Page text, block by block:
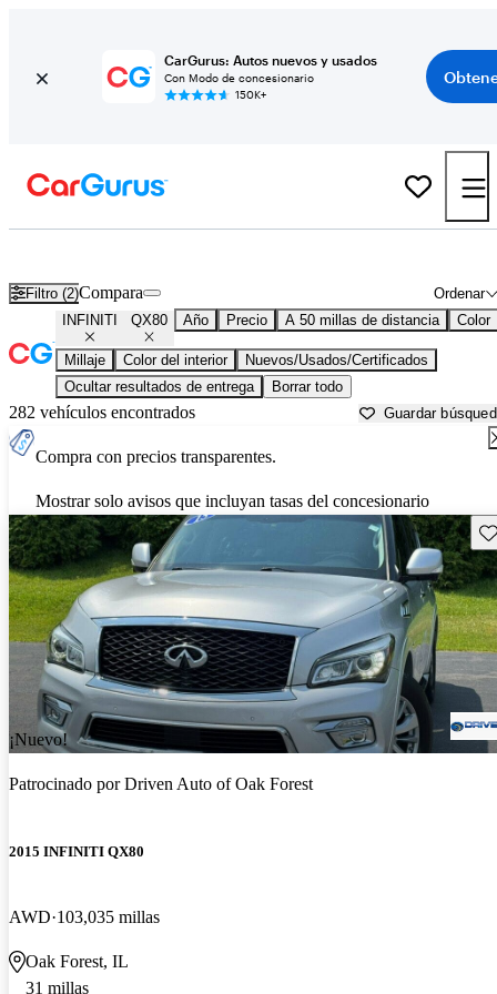
CarGurus: Autos nuevos y usados
Con Modo de concesionario
150K+
Filtro (2) Ordenar
Compara
INFINITI QX80 Año Precio A 50 millas de distancia Color
Millaje Color del interior
Nuevos/Usados/Certificados
Ocultar resultados de entrega
Borrar todo
282 vehículos encontrados Guardar
Compra con precios transparentes.
Mostrar solo avisos que incluyan tasas del concesionario
¡Nuevo!
Patrocinado porDriven Auto of Oak Forest
2015 INFINITI QX80
AWD 103,035 millas
Oak Forest, IL
31 millas